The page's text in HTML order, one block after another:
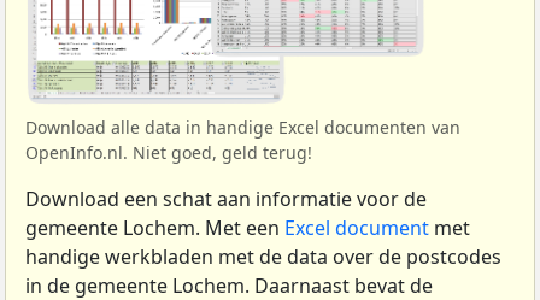
Download alle data in handige Excel documenten van
OpenInfo.nl. Niet goed, geld terug!
Download een schat aan informatie voor de
gemeente Lochem. Met een Excel document met
handige werkbladen met de data over de postcodes
in de gemeente Lochem. Daarnaast bevat de